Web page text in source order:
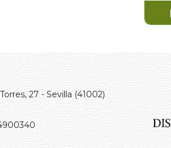
27 - Sevilla (41002)